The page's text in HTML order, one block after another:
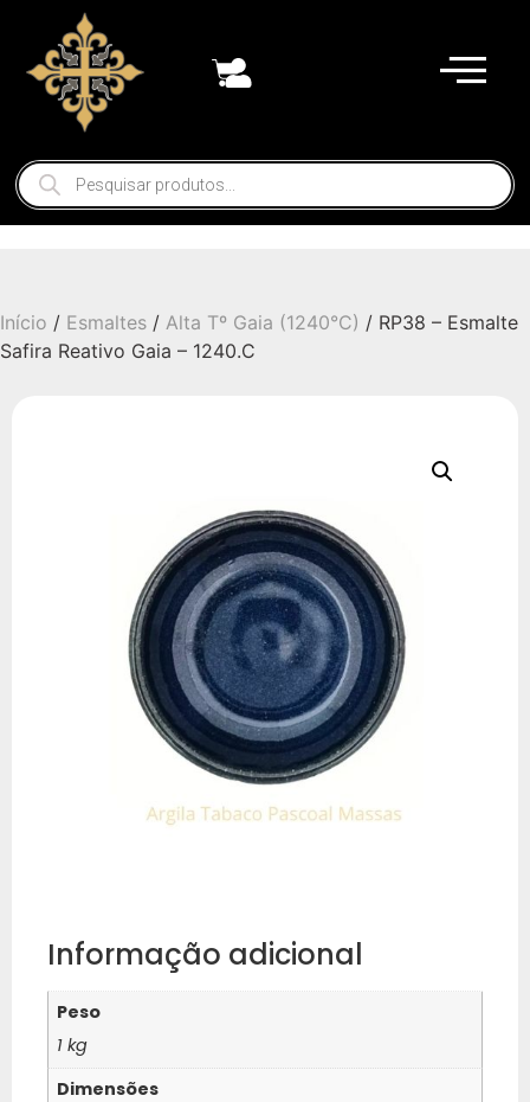
Início / Esmaltes / Alta Tº Gaia (1240°C) / RP38 – Esmalte
Safira Reativo Gaia – 1240.C
Informação adicional
Peso
1 kg
Dimensões